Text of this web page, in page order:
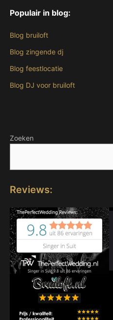
Populair in blog:
Blog bruiloft
Blog zingende dj
Blog feestlocatie
Blog DJ voor bruiloft
Zoeken
Reviews: